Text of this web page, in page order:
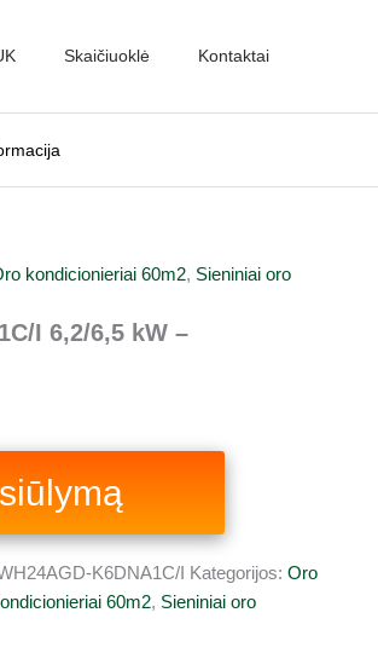
Skaičiuoklė Kontaktai
kondicionieriai 60m2, Sieniniai oro
I 6,2/6,5 kW –
K6DNA1C/I Kategorijos:Oro
60m2, Sieniniai oro